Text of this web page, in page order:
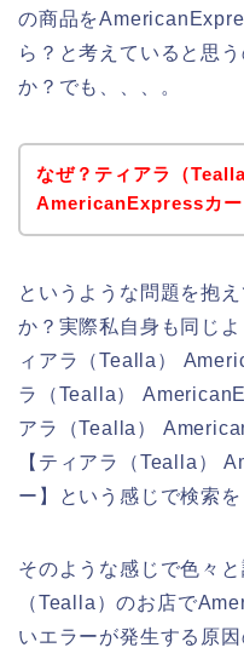
の商品を
ら？と考えていると思
か？でも、、、。
なぜ？ティアラ（
AmericanExpressカー
というような問題を抱
か？実際私自身も同じ
ィアラ（Tealla）
ラ（Tealla）
アラ（Tealla）
【ティアラ（Tealla）
ー】という感じで検索を
そのような感じで色々
（Tealla）のお店で
いエラーが発生する原因